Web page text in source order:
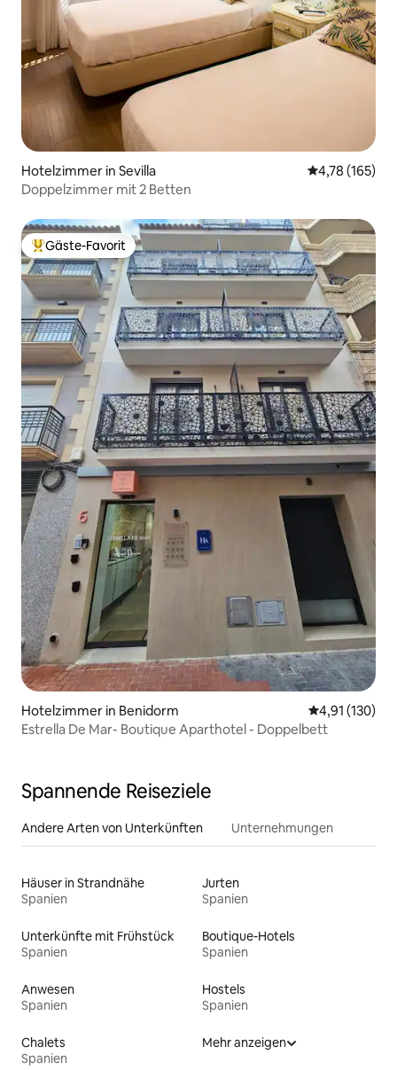
Hotelzimmer in Sevilla
4,78 (165)
Doppelzimmer mit 2 Betten
Beliebter Gäste-Favorit.
Gäste-Favorit
Hotelzimmer in Benidorm
4,91 (130)
Estrella De Mar- Boutique Aparthotel - Doppelbett
Spannende Reiseziele
Andere Arten von Unterkünften Unternehmungen
Häuser in Strandnähe
Spanien
Jurten
Spanien
Unterkünfte mit Frühstück
Spanien
Boutique-Hotels
Spanien
Anwesen
Spanien
Hostels
Spanien
Chalets
Spanien
Mehr anzeigen